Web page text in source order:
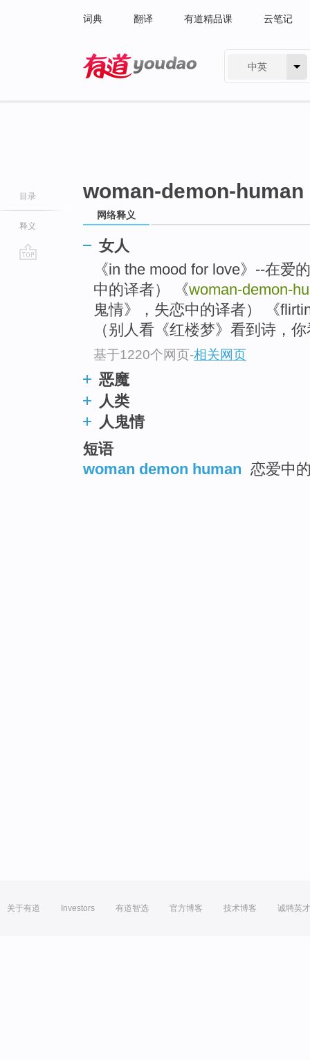
词典 翻译 有道精品课 云笔记
中英
目录
释义
woman-demon-human
网络释义
女人
《in the mood for love》--在爱
中的译者） 《woman-demon-
鬼情》，失恋中的译者） 《
（别人看《红楼梦》看到诗，
基于1220个网页-相关网页
恶魔
人类
人鬼情
短语
woman demon human 恋爱中
关于有道 Investors 有道智选 官方博客 技术博客 诚聘英才